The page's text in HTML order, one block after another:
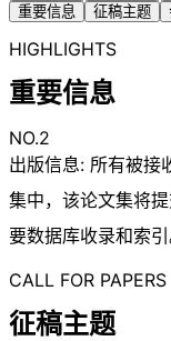
重要信息
征稿主题
HIGHLIGHTS
重要信息
NO.2
出版信息: 所有被接
集中，该论文集将
要数据库收录和索
CALL FOR PAPERS
征稿主题